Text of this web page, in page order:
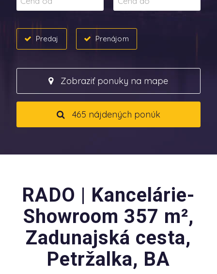
Predaj Prenájom
Zobraziť ponuky na mape
465 nájdených ponúk
RADO | Kancelárie-
Showroom 357 m²,
Zadunajská cesta,
Petržalka, BA